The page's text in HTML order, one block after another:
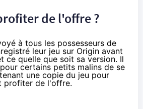
de l'offre ?
à tous les possesseurs de
leur jeu sur Origin avant
ce quelle que soit sa version. Il
certains petits malins de se
une copie du jeu pour
profiter de l'offre.